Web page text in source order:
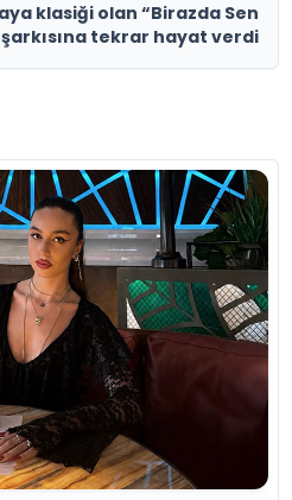
klasiği olan “Birazda Sen
tekrar hayat verdi